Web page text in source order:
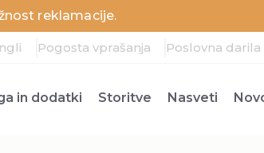
reklamacije.
Pogosta vprašanja Poslovna darila
in dodatki Storitve Nasveti